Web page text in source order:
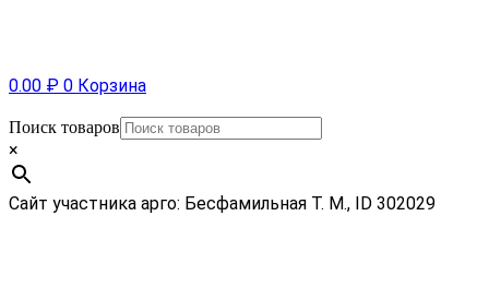
0.00 ₽ 0 Корзина
Поиск товаров
×
Сайт участника арго: Бесфамильная Т. М., ID 302029